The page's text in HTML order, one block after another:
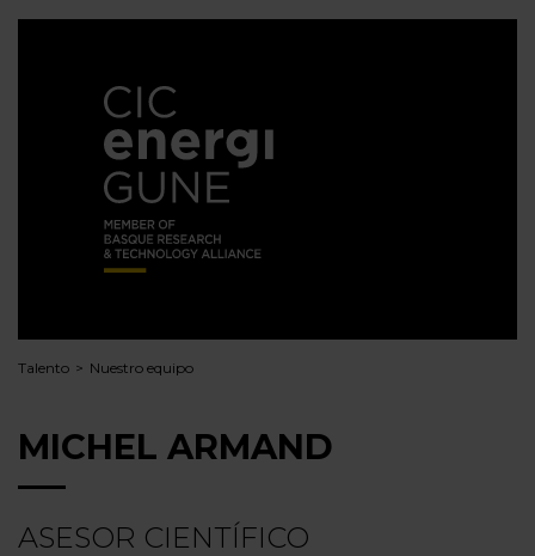
Talento Nuestro equipo
MICHEL ARMAND
ASESOR CIENTÍFICO